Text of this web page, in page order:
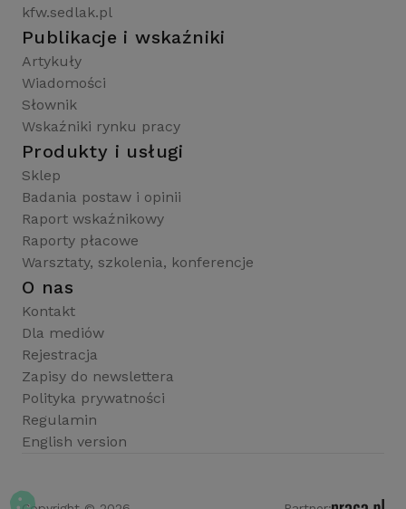
kfw.sedlak.pl
Publikacje i wskaźniki
Artykuły
Wiadomości
Słownik
Wskaźniki rynku pracy
Produkty i usługi
Sklep
Badania postaw i opinii
Raport wskaźnikowy
Raporty płacowe
Warsztaty, szkolenia, konferencje
O nas
Kontakt
Dla mediów
Rejestracja
Zapisy do newslettera
Polityka prywatności
Regulamin
English version